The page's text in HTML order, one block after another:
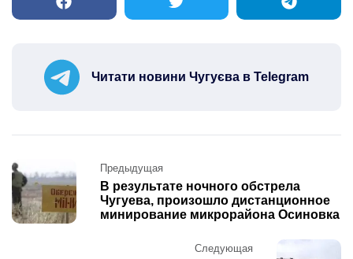
Читати новини Чугуєва в Telegram
Post
navigation
Предыдущая
В результате ночного обстрела
Чугуева, произошло дистанционное
минирование микрорайона Осиновка
Следующая